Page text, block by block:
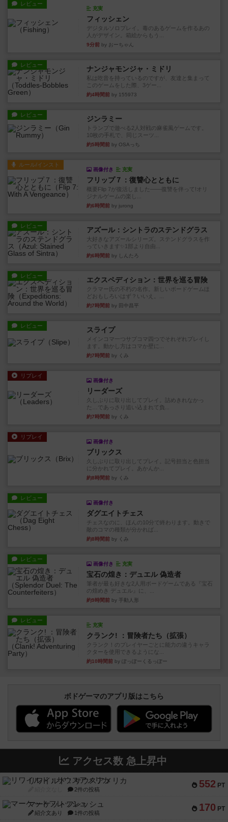
レビュー
充実
フィッシェン
デジタルソロプレイ。毒のあるゲームを作るあの
人がデザイン。箱絵からもう...
9分前 by おーちゃん
レビュー ナンジャモンジャ・ミドリ
私は吃音を持っているのですが、友達と集まって
このゲームをした際、3ゲー...
約4時間前 by 155973
レビュー ジンラミー
トランプで遊べる2人対戦の麻雀風ゲームです。
10枚の手札で、同じスーツ...
約5時間前 by OSAっち
ルール/インスト
画像付き 充実
フリップ７：復讐心とともに
概要Flip 7が復活しました――復讐を伴って!オリ
ジナルゲームの楽し...
約6時間前 by jurong
レビュー アズール：シントラのステンドグラス
大好きなアズールシリーズ。ステンドグラスを作
っていきます✨1部より自由...
約6時間前 by しんたろ
レビュー エクスペディション：世界を巡る冒険
クラマー氏の不朽の名作。新しいボードゲームほ
どおもしろいはず？いいえ。...
約7時間前 by 田中昌平
レビュー スライプ
メインコマ一つサブコマ四つでそれぞれプレイし
ます。動かし方はコマか壁に...
約7時間前 by くみ
リプレイ
画像付き
リーダーズ
久しぶりに取り出してプレイ。詰めきれなかっ
た…であっさり追い込まれて負...
約7時間前 by くみ
リプレイ
画像付き
ブリックス
久しぶりに取り出してプレイ。記号担当と色担当
に分かれてプレイ。あかんか...
約8時間前 by くみ
レビュー
画像付き
ダグエイトチェス
チェスなのに、ほんの10分で終わります。動きで
敵のコマの種類が分かれば...
約8時間前 by くみ
レビュー
画像付き 充実
宝石の煌き：デュエル 偽造者
筆者が最も好きな2人用ボードゲームである『宝石
の煌めき デュエル』に、...
約9時間前 by 手動人形
レビュー
充実
クランク! ：冒険者たち（拡張）
クランク！のプレイヤーごとに能力の違うキャラ
クターを使用できるようにな...
約10時間前 by ぽっぽーくるっぽー
ボドゲーマのアプリ版はこちら
アクセス数 急上昇中
552 PT
リワイルド：サウスアメリカ
2件の投稿
170 PT
マーケットフレッシュ
紹介文あり 1件の投稿